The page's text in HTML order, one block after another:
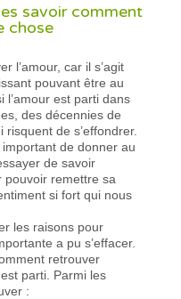
savoir comment
chose
l’amour, car il s’agit
pouvant être au
l’amour est parti dans
des décennies de
de s’effondrer.
important de donner au
de savoir
pouvoir remettre sa
si fort qui nous
les raisons pour
a pu s’effacer.
retrouver
parti. Parmi les
: